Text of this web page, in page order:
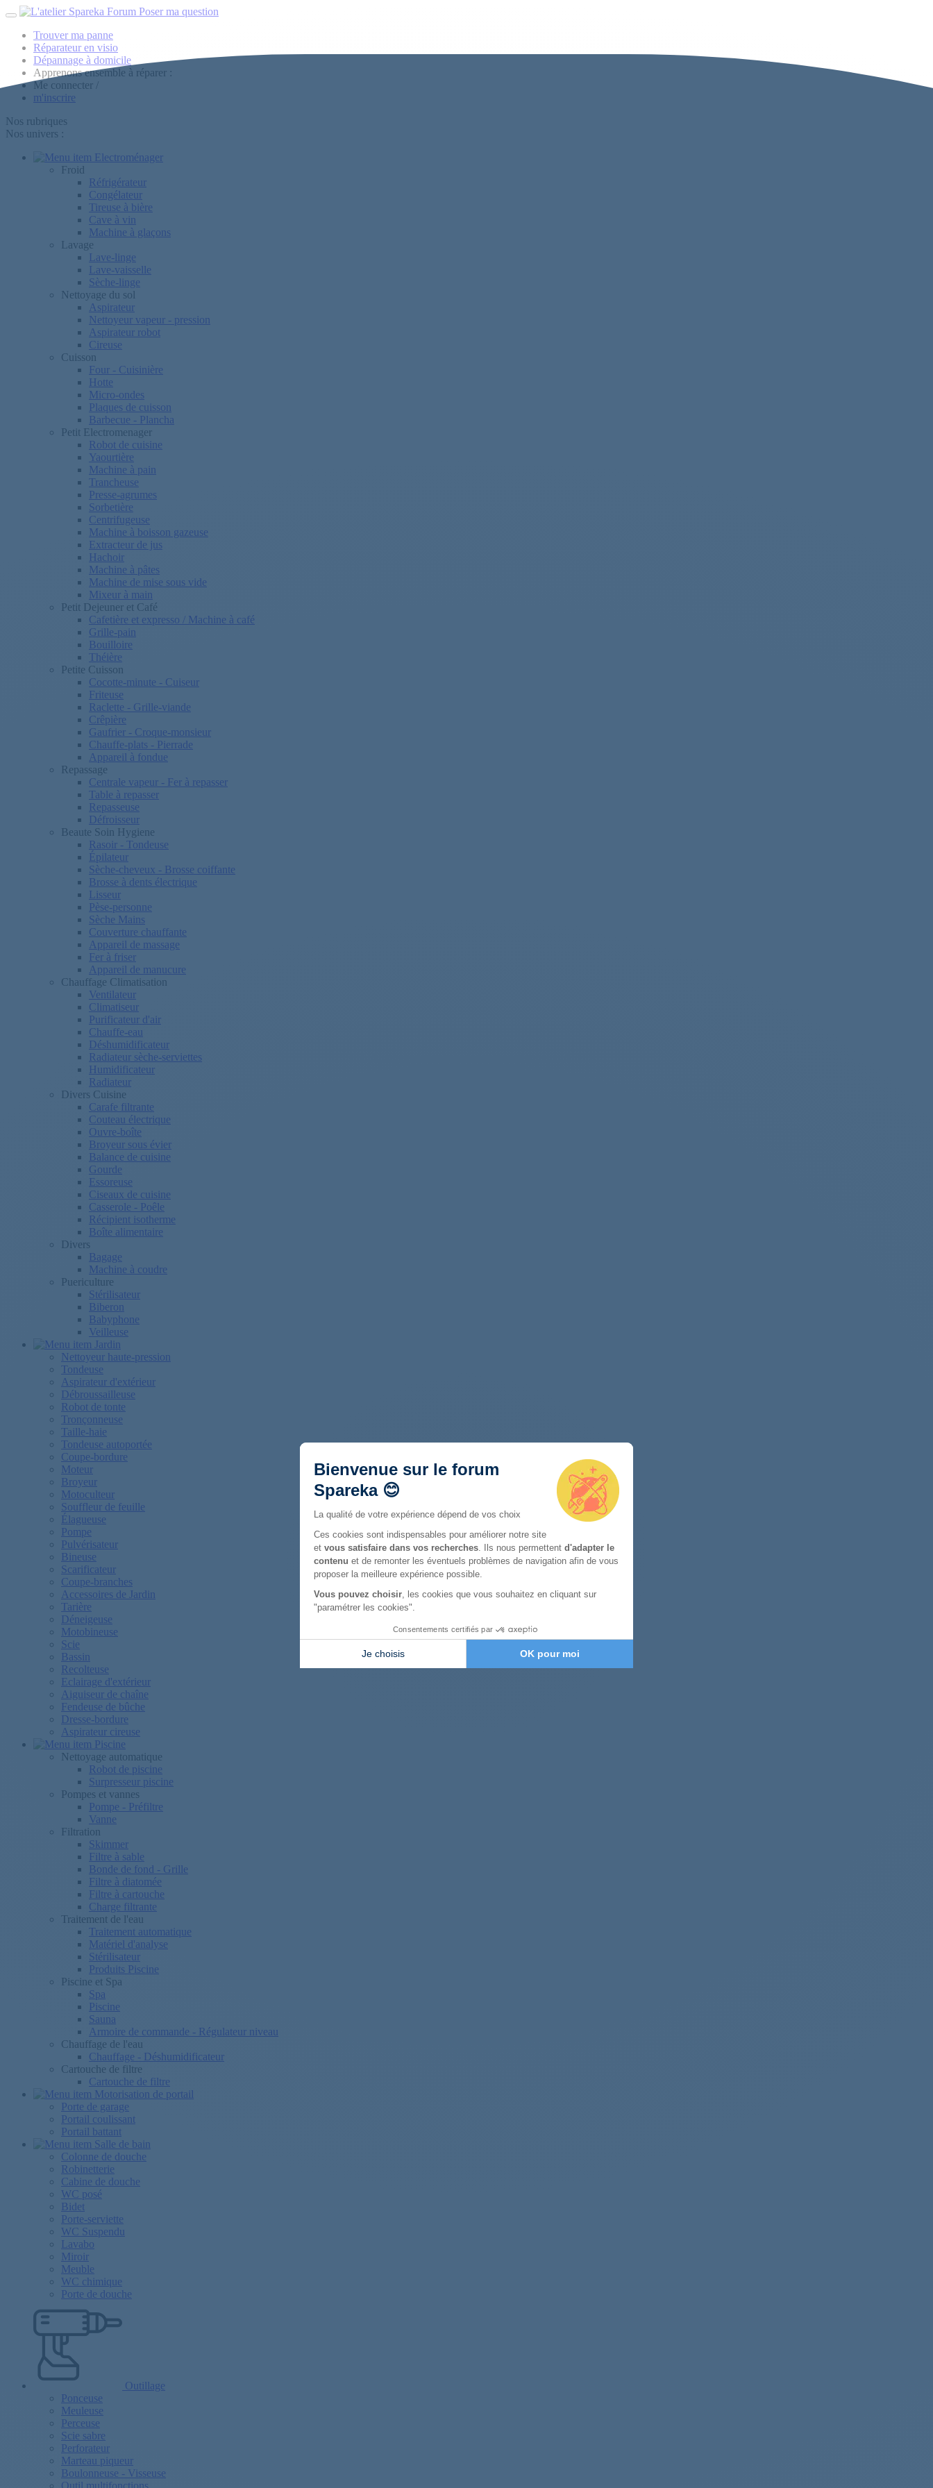
Forum Poser ma question
Trouver ma panne
Réparateur en visio
Dépannage à domicile
Apprenons ensemble à réparer :
Me connecter /
m'inscrire
Nos rubriques
Nos univers :
Electroménager
Froid
Réfrigérateur
Congélateur
Tireuse à bière
Cave à vin
Machine à glaçons
Lavage
Lave-linge
Lave-vaisselle
Sèche-linge
Nettoyage du sol
Aspirateur
Nettoyeur vapeur - pression
Aspirateur robot
Cireuse
Cuisson
Four - Cuisinière
Hotte
Micro-ondes
Plaques de cuisson
Barbecue - Plancha
Petit Electromenager
Robot de cuisine
Yaourtière
Machine à pain
Trancheuse
Presse-agrumes
Sorbetière
Centrifugeuse
Machine à boisson gazeuse
Extracteur de jus
Hachoir
Machine à pâtes
Machine de mise sous vide
Mixeur à main
Petit Dejeuner et Café
Cafetière et expresso / Machine à café
Grille-pain
Bouilloire
Théière
Petite Cuisson
Cocotte-minute - Cuiseur
Friteuse
Raclette - Grille-viande
Crêpière
Gaufrier - Croque-monsieur
Chauffe-plats - Pierrade
Appareil à fondue
Repassage
Centrale vapeur - Fer à repasser
Table à repasser
Repasseuse
Défroisseur
Beaute Soin Hygiene
Rasoir - Tondeuse
Épilateur
Sèche-cheveux - Brosse coiffante
Brosse à dents électrique
Lisseur
Pèse-personne
Sèche Mains
Couverture chauffante
Appareil de massage
Fer à friser
Appareil de manucure
Chauffage Climatisation
Ventilateur
Climatiseur
Purificateur d'air
Chauffe-eau
Déshumidificateur
Radiateur sèche-serviettes
Humidificateur
Radiateur
Divers Cuisine
Carafe filtrante
Couteau électrique
Ouvre-boîte
Broyeur sous évier
Balance de cuisine
Gourde
Essoreuse
Ciseaux de cuisine
Casserole - Poêle
Récipient isotherme
Boîte alimentaire
Divers
Bagage
Machine à coudre
Puericulture
Stérilisateur
Biberon
Babyphone
Veilleuse
Jardin
Nettoyeur haute-pression
Tondeuse
Aspirateur d'extérieur
Débroussailleuse
Robot de tonte
Tronçonneuse
Taille-haie
Tondeuse autoportée
Coupe-bordure
Moteur
Broyeur
Motoculteur
Souffleur de feuille
Élagueuse
Pompe
Pulvérisateur
Bineuse
Scarificateur
Coupe-branches
Accessoires de Jardin
Tarière
Déneigeuse
Motobineuse
Scie
Bassin
Recolteuse
Eclairage d'extérieur
Aiguiseur de chaîne
Fendeuse de bûche
Dresse-bordure
Aspirateur cireuse
Piscine
Nettoyage automatique
Robot de piscine
Surpresseur piscine
Pompes et vannes
Pompe - Préfiltre
Vanne
Filtration
Skimmer
Filtre à sable
Bonde de fond - Grille
Filtre à diatomée
Filtre à cartouche
Charge filtrante
Traitement de l'eau
Traitement automatique
Matériel d'analyse
Stérilisateur
Produits Piscine
Piscine et Spa
Spa
Piscine
Sauna
Armoire de commande - Régulateur niveau
Chauffage de l'eau
Chauffage - Déshumidificateur
Cartouche de filtre
Cartouche de filtre
Motorisation de portail
Porte de garage
Portail coulissant
Portail battant
Salle de bain
Colonne de douche
Robinetterie
Cabine de douche
WC posé
Bidet
Porte-serviette
WC Suspendu
Lavabo
Miroir
Meuble
WC chimique
Porte de douche
Outillage
Ponceuse
Meuleuse
Perceuse
Scie sabre
Perforateur
Marteau piqueur
Boulonneuse - Visseuse
Outil multifonctions